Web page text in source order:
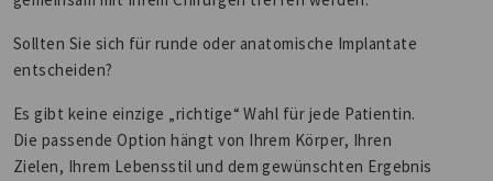
Sollten Sie sich für runde oder anatomische Implantate
entscheiden?
Es gibt keine einzige „richtige“ Wahl für jede Patientin.
Die passende Option hängt von Ihrem Körper, Ihren
Zielen, Ihrem Lebensstil und dem gewünschten Ergebnis